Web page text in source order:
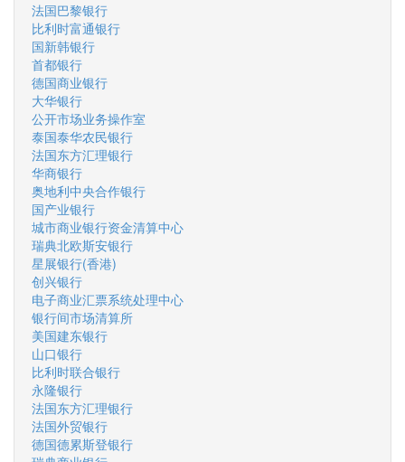
法国巴黎银行
比利时富通银行
国新韩银行
首都银行
德国商业银行
大华银行
公开市场业务操作室
泰国泰华农民银行
法国东方汇理银行
华商银行
奥地利中央合作银行
国产业银行
城市商业银行资金清算中心
瑞典北欧斯安银行
星展银行(香港)
创兴银行
电子商业汇票系统处理中心
银行间市场清算所
美国建东银行
山口银行
比利时联合银行
永隆银行
法国东方汇理银行
法国外贸银行
德国德累斯登银行